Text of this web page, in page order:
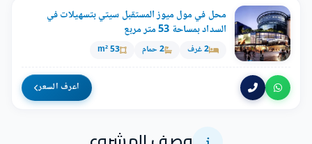
محل في مول ميوز المستقبل سيتي بتسهيلات في
السداد بمساحة 53 متر مربع
2 غرف 2 حمام 53 m²
اعرف السعر